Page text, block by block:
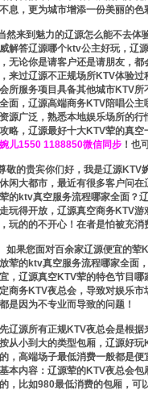
息，更为城市增添一份美丽的
然来到魅力的辽源怎么能不去体
解答辽源哪个ktv公主好玩，辽
无论你是请客户还是请朋友，
来过辽源不正规场所KTV体验
所服务项目具备其他城市KTV
面，辽源高端商务KTV陪唱公
源广泛，熟悉本地娱乐场所的
略，辽源最好十大KTV荤的真
婉儿1550 1188850微信同步 ！也
敬的贵宾你们好，我是辽源KTV
闲大都市，最近有很多客户问
的ktv真空服务流程哪家全面？
玩得开放，辽源真空商务KTV
玩的的不开心！在者是怕被充
果您面对百余家辽源便宜的荤
荤的ktv真空服务流程哪家全面
，辽源真空KTV荤的特色节目
商务KTV夜总会，导致对娱乐
是因为不专业而导致的问题！
辽源所有正规KTV夜总会是根
从小到大的类型包厢，辽源好
，高端场子最低消费一般都是
本内容：辽源荤的KTV夜总会
，比如980最低消费的包厢，可